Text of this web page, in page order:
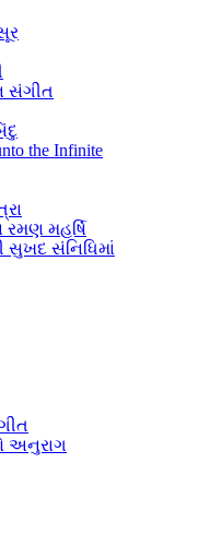
સંગીત
the Infinite
મહર્ષિ
સુખદ સંનિધિમાં
અનુરાગ